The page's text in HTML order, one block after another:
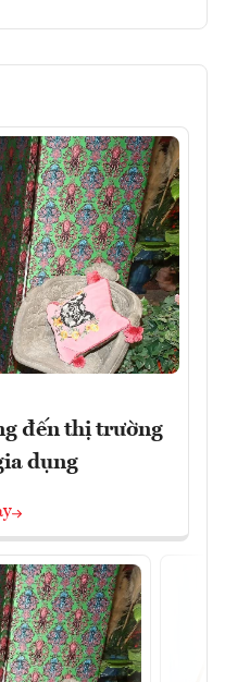
đến thị trường
dụng